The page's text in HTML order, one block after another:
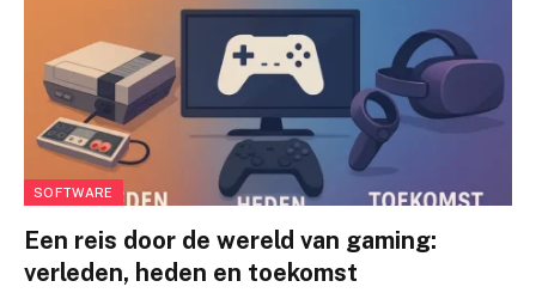
SOFTWARE
Een reis door de wereld van gaming:
verleden, heden en toekomst